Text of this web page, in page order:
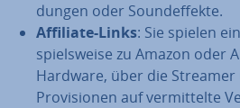
dun­gen oder Sound­ef­fek­te.
Affiliate-Links: Sie spielen
spiels­wei­se zu Amazon oder
Hardware, über die
Pro­vi­sio­nen auf ver­mit­tel­te